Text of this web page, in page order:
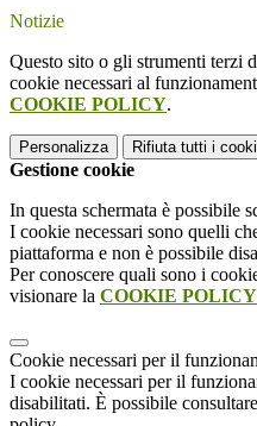
Notizie
Questo sito o gli strumenti terzi
cookie necessari al
COOKIE POLICY.
Personalizza Rifiuta tutti i
Gestione cookie
In questa schermata è possibile
I cookie necessari sono quelli
piattaforma e non è possibile
Per conoscere quali sono i
visionare la COOKIE POLICY
Cookie necessari per il
I cookie necessari per il
disabilitati. È possibile